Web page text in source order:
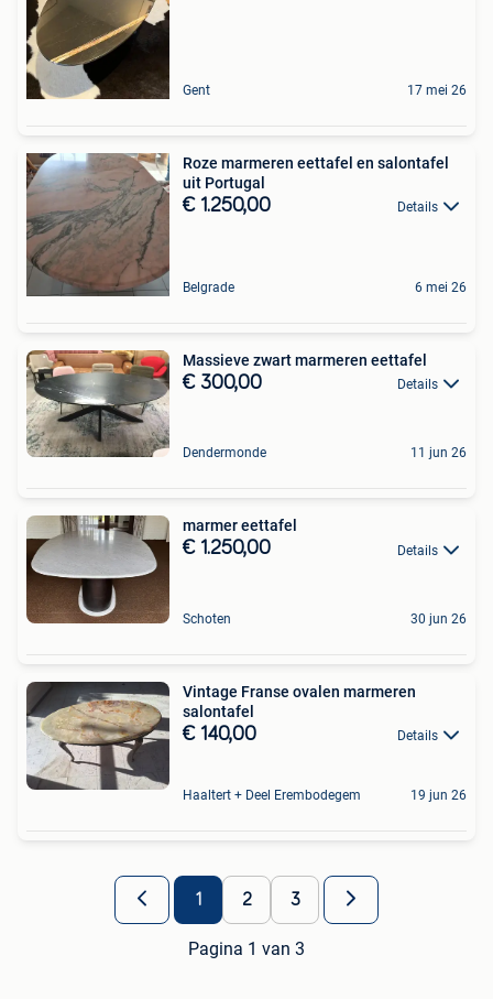
Gent 17 mei 26
Roze marmeren eettafel en salontafel
uit Portugal
€ 1.250,00 Details
Belgrade 6 mei 26
Massieve zwart marmeren eettafel
€ 300,00 Details
Dendermonde 11 jun 26
marmer eettafel
€ 1.250,00 Details
Schoten 30 jun 26
Vintage Franse ovalen marmeren
salontafel
€ 140,00 Details
Haaltert + Deel Erembodegem 19 jun 26
1 2 3
Pagina 1 van 3